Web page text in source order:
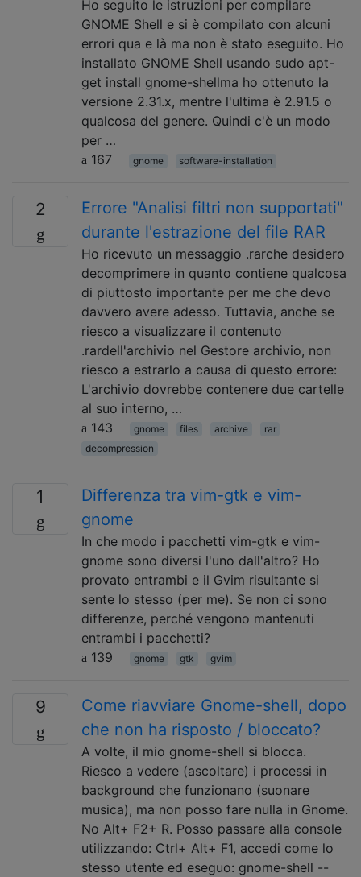
Ho seguito le istruzioni per compilare
GNOME Shell e si è compilato con alcuni
errori qua e là ma non è stato eseguito. Ho
installato GNOME Shell usando sudo apt-
get install gnome-shellma ho ottenuto la
versione 2.31.x, mentre l'ultima è 2.91.5 o
qualcosa del genere. Quindi c'è un modo
per …
167
gnome software-installation
2
Errore "Analisi filtri non supportati"
durante l'estrazione del file RAR
Ho ricevuto un messaggio .rarche desidero
decomprimere in quanto contiene qualcosa
di piuttosto importante per me che devo
davvero avere adesso. Tuttavia, anche se
riesco a visualizzare il contenuto
.rardell'archivio nel Gestore archivio, non
riesco a estrarlo a causa di questo errore:
L'archivio dovrebbe contenere due cartelle
al suo interno, …
143
gnome files archive
rar
decompression
1
Differenza tra vim-gtk e vim-
gnome
In che modo i pacchetti vim-gtk e vim-
gnome sono diversi l'uno dall'altro? Ho
provato entrambi e il Gvim risultante si
sente lo stesso (per me). Se non ci sono
differenze, perché vengono mantenuti
entrambi i pacchetti?
139
gnome gtk gvim
9
Come riavviare Gnome-shell, dopo
che non ha risposto / bloccato?
A volte, il mio gnome-shell si blocca.
Riesco a vedere (ascoltare) i processi in
background che funzionano (suonare
musica), ma non posso fare nulla in Gnome.
No Alt+ F2+ R. Posso passare alla console
utilizzando: Ctrl+ Alt+ F1, accedi come lo
stesso utente ed eseguo: gnome-shell --